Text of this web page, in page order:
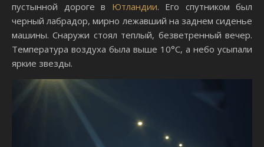
пустынной дороге в Ютландии. Его спутником был
черный лабрадор, мирно лежавший на заднем сиденье
машины. Снаружи стоял теплый, безветренный вечер.
Температура воздуха была выше 10°C, а небо усыпали
яркие звезды.